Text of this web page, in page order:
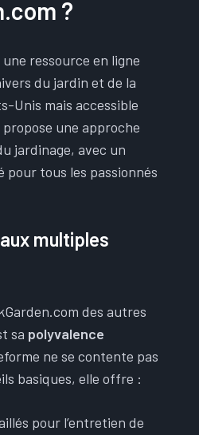
?
ressource en ligne
du jardin et de la
Unis mais accessible
une approche
jardinage, avec un
pour tous les passionnés
multiples
des autres
sa polyvalence
ne se contente pas
basiques, elle offre :
pour l’entretien de